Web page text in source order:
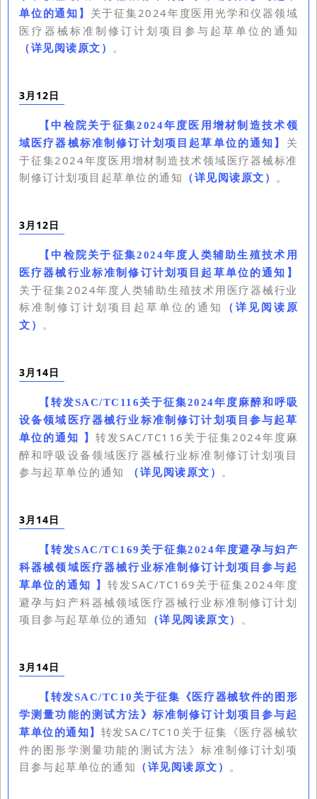
单位的通知 】 关于征集2024年度医用光学和仪器领域
医疗器械标准制修订计划项目参与起草单位的通知
（详见阅读原文） 。
3月12日
【中检院关于征集2024年度医用增材制造技术领
域医疗器械标准制修订计划项目起草单位的通知 】 关
于征集2024年度医用增材制造技术领域医疗器械标准
制修订计划项目起草单位的通知
（详见阅读原文） 。
3月12日
【中检院关于征集2024年度人类辅助生殖技术用
医疗器械行业标准制修订计划项目起草单位的通知 】
关于征集2024年度人类辅助生殖技术用医疗器械行业
标准制修订计划项目起草单位的通知
（详见阅读原
文）
。
3月14日
【 转发SAC/TC116关于征集2024年度麻醉和呼吸
设备领域医疗器械行业标准制修订计划项目参与起草
单位的通知
】 转发SAC/TC116关于征集2024年度麻
醉和呼吸设备领域医疗器械行业标准制修订计划项目
参与起草单位的通知
（详见阅读原文） 。
3月14日
【 转发SAC/TC169关于征集2024年度避孕与妇产
科器械领域医疗器械行业标准制修订计划项目参与起
草单位的通知
】 转发SAC/TC169关于征集2024年度
避孕与妇产科器械领域医疗器械行业标准制修订计划
项目参与起草单位的通知
（详见阅读原文） 。
3月14日
【 转发SAC/TC10关于征集《医疗器械软件的图形
学测量功能的测试方法》标准制修订计划项目参与起
草单位的通知 】 转发SAC/TC10关于征集《医疗器械软
件的图形学测量功能的测试方法》标准制修订计划项
目参与起草单位的通知
（详见阅读原文） 。